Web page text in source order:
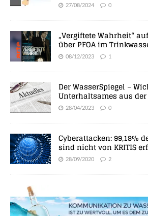
27/08/2024 0
„Vergiftete Wahrheit“
über PFOA im
08/12/2023 1
Der WasserSpiegel –
Unterhaltsames aus der
28/04/2023 0
Cyberattacken: 99,18%
sind nicht von KRITIS
28/09/2020 2